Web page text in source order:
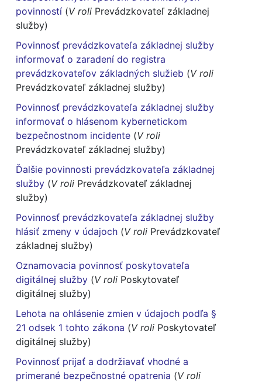
povinností (V roli Prevádzkovateľ základnej
služby)
Povinnosť prevádzkovateľa základnej služby
informovať o zaradení do registra
prevádzkovateľov základných služieb (V roli
Prevádzkovateľ základnej služby)
Povinnosť prevádzkovateľa základnej služby
informovať o hlásenom kybernetickom
bezpečnostnom incidente (V roli
Prevádzkovateľ základnej služby)
Ďalšie povinnosti prevádzkovateľa základnej
služby (V roli Prevádzkovateľ základnej
služby)
Povinnosť prevádzkovateľa základnej služby
hlásiť zmeny v údajoch (V roli Prevádzkovateľ
základnej služby)
Oznamovacia povinnosť poskytovateľa
digitálnej služby (V roli Poskytovateľ
digitálnej služby)
Lehota na ohlásenie zmien v údajoch podľa §
21 odsek 1 tohto zákona (V roli Poskytovateľ
digitálnej služby)
Povinnosť prijať a dodržiavať vhodné a
primerané bezpečnostné opatrenia (V roli